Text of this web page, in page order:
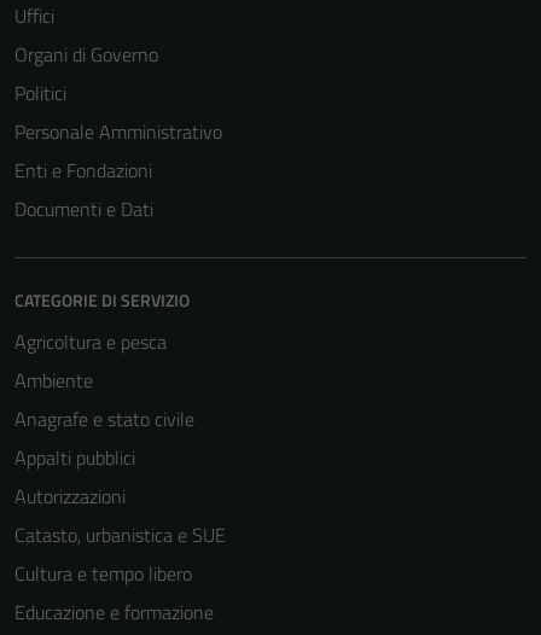
Uffici
Organi di Governo
Politici
Personale Amministrativo
Enti e Fondazioni
Documenti e Dati
CATEGORIE DI SERVIZIO
Agricoltura e pesca
Ambiente
Anagrafe e stato civile
Appalti pubblici
Autorizzazioni
Catasto, urbanistica e SUE
Cultura e tempo libero
Educazione e formazione